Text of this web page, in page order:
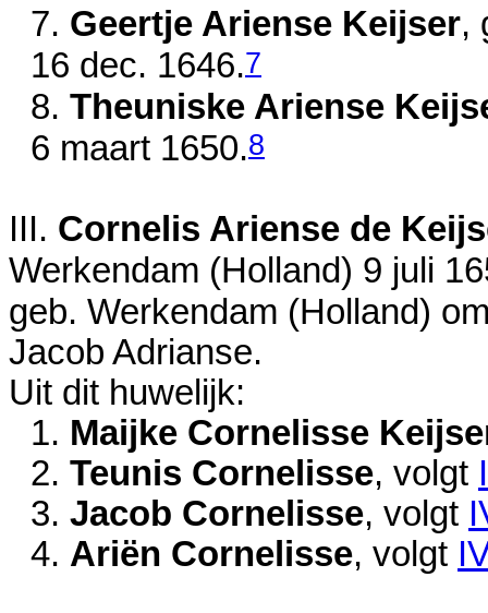
7. Geertje Ariense Keijser,
16 dec. 1646.7
8. Theuniske Ariense
6 maart 1650.8
III. Cornelis Ariense de
Werkendam (Holland) 9 juli
geb. Werkendam (Holland)
Jacob Adrianse.
Uit dit huwelijk:
1. Maijke Cornelisse
2. Teunis Cornelisse, volgt
3. Jacob Cornelisse, volgt
4. Ariën Cornelisse, volgt